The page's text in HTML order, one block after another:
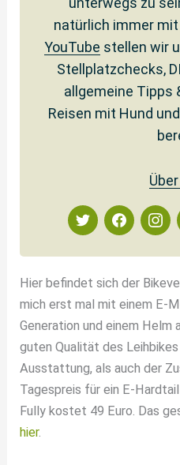
natürlich immer
YouTube stellen wir
Stellplatzchecks,
allgemeine Tipps
Reisen mit Hund
Hier befindet sich der
mich erst mal mit einem E-
Generation und einem
guten Qualität des
Ausstattung, als auch der
Tagespreis für ein E-
Fully kostet 49 Euro. Das
hier.